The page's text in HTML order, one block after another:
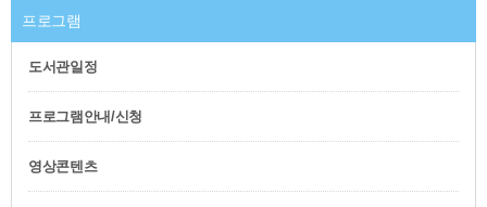
프로그램
도서관일정
프로그램안내/신청
영상콘텐츠